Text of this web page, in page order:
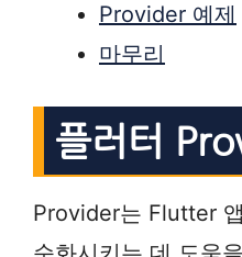
Provider 예제
마무리
플러터
Provider는 Flutter